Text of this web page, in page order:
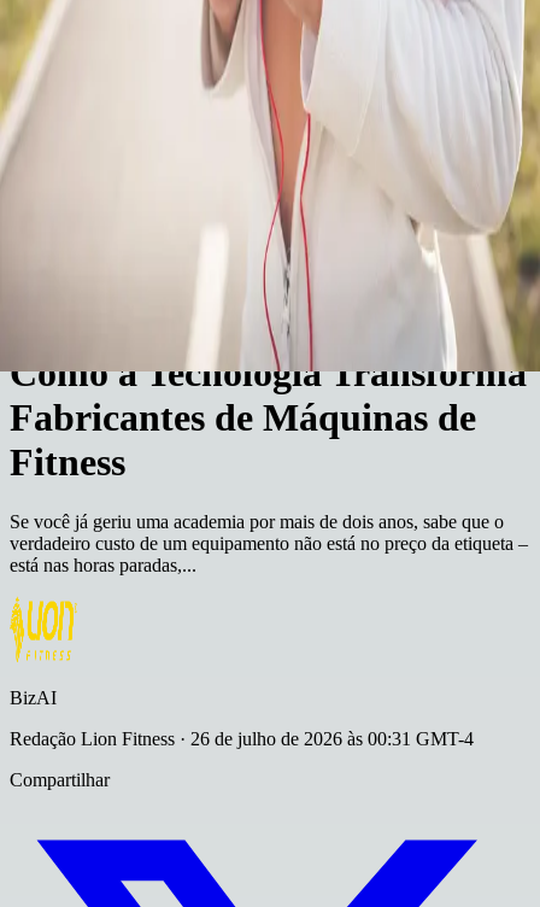
Como a Tecnologia Transforma
Fabricantes de Máquinas de
Fitness
Se você já geriu uma academia por mais de dois anos, sabe que o
verdadeiro custo de um equipamento não está no preço da etiqueta –
está nas horas paradas,...
BizAI
Redação Lion Fitness · 26 de julho de 2026 às 00:31 GMT-4
Compartilhar